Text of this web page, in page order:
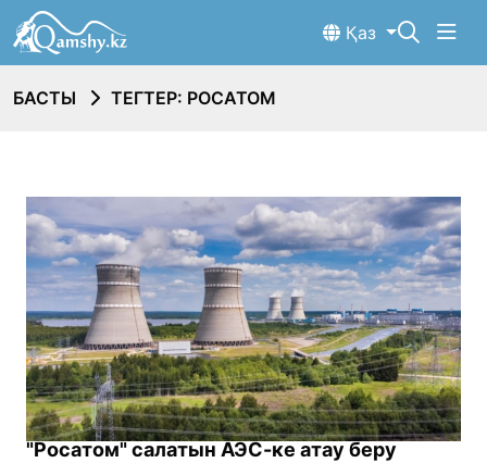
Қаз
БАСТЫ ТЕГТЕР: РОСАТОМ
"Росатом" салатын АЭС-ке атау беру